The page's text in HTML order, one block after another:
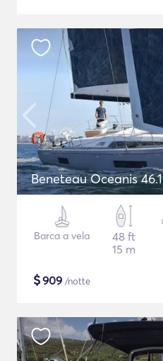
Beneteau Oceanis 46.1
Barca a vela
48 ft
15 m
$909 /notte